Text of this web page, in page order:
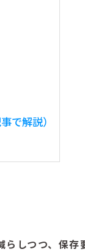
で解説）
らしつつ、保